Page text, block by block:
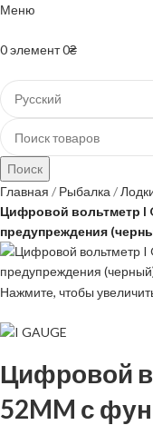
Меню
0элемент0₴
Поиск
Главная
Рыбалка
Цифровой вольтметр I
предупреждения
Нажмите, чтобы
Цифровой
52MM с